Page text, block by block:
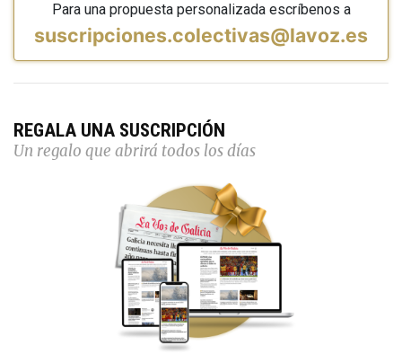
Para una propuesta personalizada escríbenos a
suscripciones.colectivas@lavoz.es
REGALA UNA SUSCRIPCIÓN
Un regalo que abrirá todos los días